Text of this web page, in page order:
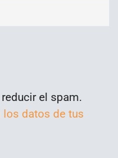
el spam.
datos de tus